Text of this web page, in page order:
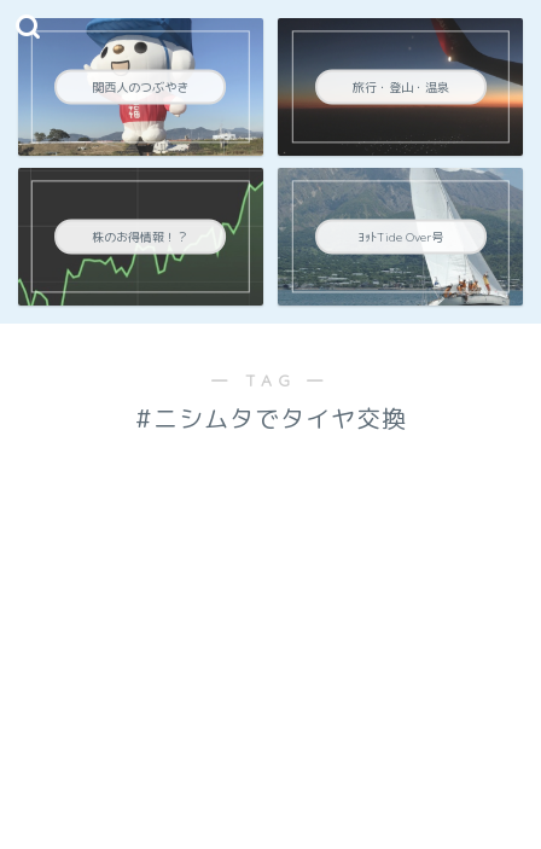
関西人のつぶやき 旅行・登山・温泉
株のお得情報！？ ﾖｯﾄTide Over号
― TAG ―
#ニシムタでタイヤ交換